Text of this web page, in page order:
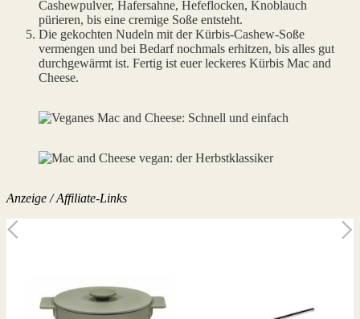
Cashewpulver, Hafersahne, Hefeflocken, Knoblauch
pürieren, bis eine cremige Soße entsteht.
Die gekochten Nudeln mit der Kürbis-Cashew-Soße
vermengen und bei Bedarf nochmals erhitzen, bis alles gut
durchgewärmt ist. Fertig ist euer leckeres Kürbis Mac and
Cheese.
Anzeige / Affiliate-Links